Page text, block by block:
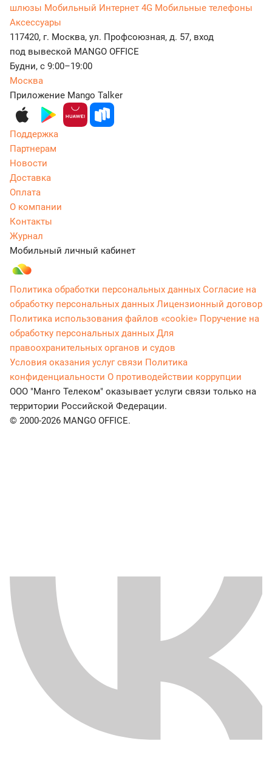
шлюзы Мобильный Интернет 4G Мобильные телефоны
Аксессуары
117420, г. Москва, ул. Профсоюзная, д. 57, вход
под вывеской MANGO OFFICE
Будни, с 9:00–19:00
Москва
Приложение Mango Talker
Поддержка
Партнерам
Новости
Доставка
Оплата
О компании
Контакты
Журнал
Мобильный личный кабинет
Политика обработки персональных данных Согласие на
обработку персональных данных Лицензионный договор
Политика использования файлов «cookie» Поручение на
обработку персональных данных Для
правоохранительных органов и судов
Условия оказания услуг связи Политика
конфиденциальности О противодействии коррупции
ООО "Манго Телеком" оказывает услуги связи только на
территории Российской Федерации.
© 2000-2026 MANGO OFFICE.